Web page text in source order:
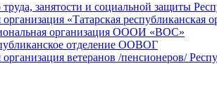
занятости и социальной защиты
«Татарская республиканская
организация ОООИ «ВОС»
отделение ООВОГ
ветеранов /пенсионеров/